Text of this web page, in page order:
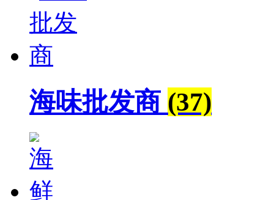
海味批发商 (37)